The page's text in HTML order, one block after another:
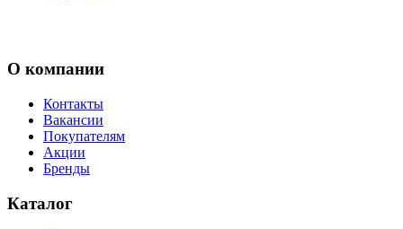
О компании
Контакты
Вакансии
Покупателям
Акции
Бренды
Каталог